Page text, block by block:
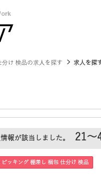
け 検品の求人を探す 求人を探
報が該当しました。 21～
ピッキング 棚差し 梱包 仕分け 検品